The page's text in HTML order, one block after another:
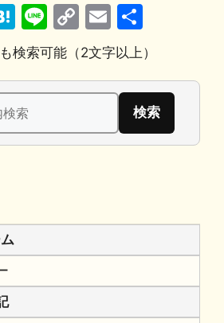
H
at
e
n
a
Li
n
e
C
o
p
y
n
E
m
ai
l
有
検索可能（2文字以上）